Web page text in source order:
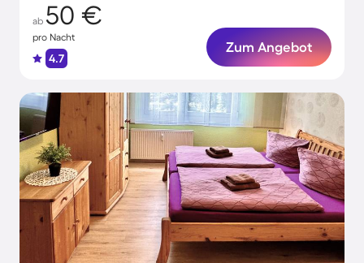
ab 50 €
pro Nacht
4.7
Zum Angebot